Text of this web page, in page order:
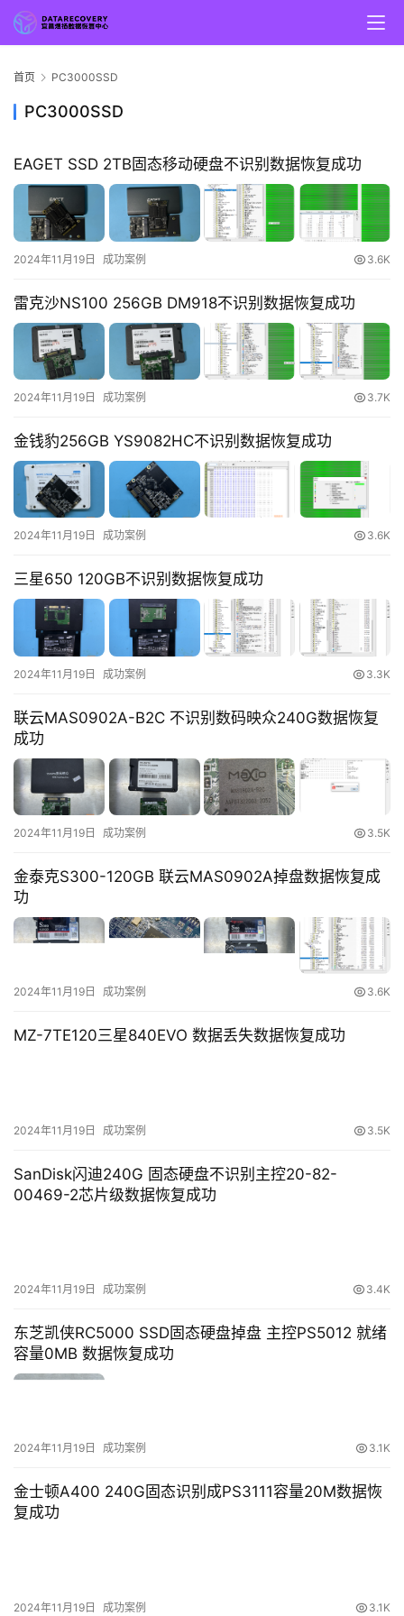
首页 PC3000SSD
PC3000SSD
EAGET SSD 2TB固态移动硬盘不识别数据恢复成功
2024年11月19日 成功案例 3.6K
雷克沙NS100 256GB DM918不识别数据恢复成功
2024年11月19日 成功案例 3.7K
金钱豹256GB YS9082HC不识别数据恢复成功
2024年11月19日 成功案例 3.6K
三星650 120GB不识别数据恢复成功
2024年11月19日 成功案例 3.3K
联云MAS0902A-B2C 不识别数码映众240G数据恢复
成功
2024年11月19日 成功案例 3.5K
金泰克S300-120GB 联云MAS0902A掉盘数据恢复成
功
2024年11月19日 成功案例 3.6K
MZ-7TE120三星840EVO 数据丢失数据恢复成功
2024年11月19日 成功案例 3.5K
SanDisk闪迪240G 固态硬盘不识别主控20-82-
00469-2芯片级数据恢复成功
2024年11月19日 成功案例 3.4K
东芝凯侠RC5000 SSD固态硬盘掉盘 主控PS5012 就绪
容量0MB 数据恢复成功
2024年11月19日 成功案例 3.1K
金士顿A400 240G固态识别成PS3111容量20M数据恢
复成功
2024年11月19日 成功案例 3.1K